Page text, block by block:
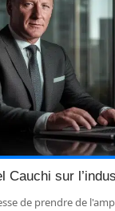
Cauchi sur
de prendre de